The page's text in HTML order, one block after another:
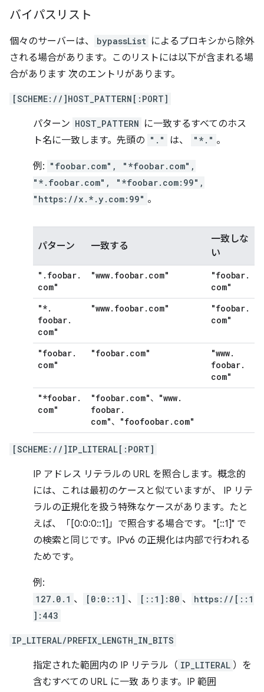
バイパスリスト
個々のサーバーは、 bypassList によるプロキシから除外
される場合があります。このリストには以下が含まれる場
合があります 次のエントリがあります。
[SCHEME://]HOST_PATTERN[:PORT]
パターン HOST_PATTERN に一致するすべてのホス
ト名に一致します。先頭の "." は、 "*." 。
例: "foobar.com", "*foobar.com",
"*.foobar.com", "*foobar.com:99",
"https://x.*.y.com:99" 。
パターン 一致する
一致しな
い
" . foobar.
com"
"www. foobar. com" "foobar.
com"
"*.
foobar.
com"
"www. foobar. com" "foobar.
com"
"foobar.
com"
"foobar. com" "www.
foobar.
com"
"*foobar.
com"
"foobar. com"、 "www.
foobar.
com"、 "foofoobar. com"
[SCHEME://]IP_LITERAL[:PORT]
IP アドレス リテラルの URL を照合します。概念的
には、これは最初のケースと似ていますが、 IP リテ
ラルの正規化を扱う特殊なケースがあります。たと
えば、「[0:0:0::1]」で照合する場合です。 "[::1]" で
の検索と同じです。IPv6 の正規化は内部で行われる
ためです。
例:
127.0.1 、 [0:0::1] 、 [::1]:80 、
https://[::1
]:443
IP_LITERAL/PREFIX_LENGTH_IN_BITS
指定された範囲内の IP リテラル（ IP_LITERAL ）を
含むすべての URL に一致 あります。IP 範囲